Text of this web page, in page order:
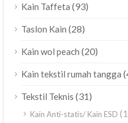
Kain Taffeta (93)
Taslon Kain (28)
Kain wol peach (20)
Kain tekstil rumah tangga
Tekstil Teknis (31)
Kain Anti-statis/ Kain ESD